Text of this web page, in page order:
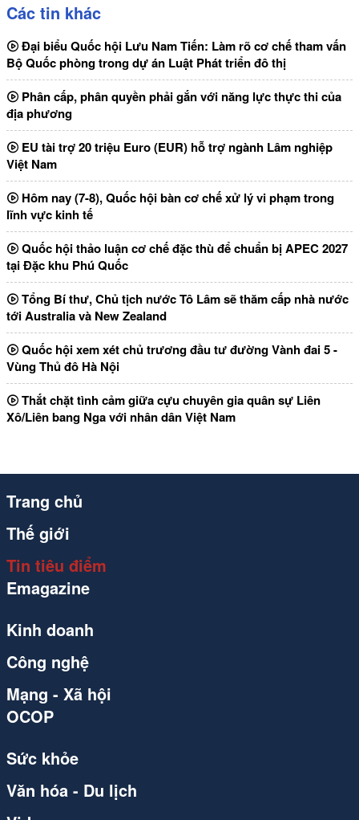
Các tin khác
Đại biểu Quốc hội Lưu Nam Tiến: Làm rõ cơ chế tham vấn
Bộ Quốc phòng trong dự án Luật Phát triển đô thị
Phân cấp, phân quyền phải gắn với năng lực thực thi của
địa phương
EU tài trợ 20 triệu Euro (EUR) hỗ trợ ngành Lâm nghiệp
Việt Nam
Hôm nay (7-8), Quốc hội bàn cơ chế xử lý vi phạm trong
lĩnh vực kinh tế
Quốc hội thảo luận cơ chế đặc thù để chuẩn bị APEC 2027
tại Đặc khu Phú Quốc
Tổng Bí thư, Chủ tịch nước Tô Lâm sẽ thăm cấp nhà nước
tới Australia và New Zealand
Quốc hội xem xét chủ trương đầu tư đường Vành đai 5 -
Vùng Thủ đô Hà Nội
Thắt chặt tình cảm giữa cựu chuyên gia quân sự Liên
Xô/Liên bang Nga với nhân dân Việt Nam
Trang chủ
Thế giới
Tin tiêu điểm
Emagazine
Kinh doanh
Công nghệ
Mạng - Xã hội
OCOP
Sức khỏe
Văn hóa - Du lịch